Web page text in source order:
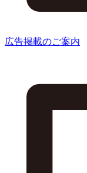
広告掲載のご案内